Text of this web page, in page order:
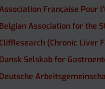
Française Pour
Association for the
(Chronic Liver
Selskab for